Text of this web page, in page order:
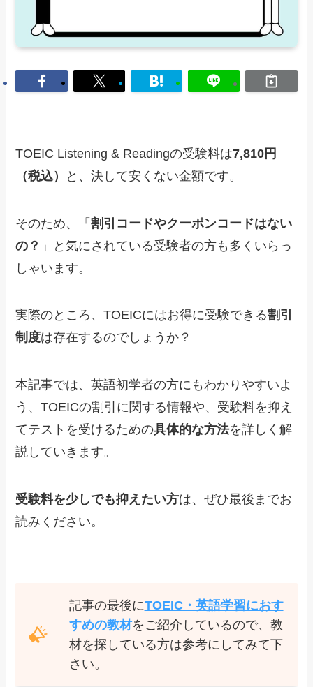
TOEIC Listening & Readingの受験料は7,810円
（税込）
と、決して安くない金額です。
そのため、「割引コードやクーポンコードはない
の？ 」と気にされている受験者の方も多くいらっ
しゃいます。
実際のところ、TOEICにはお得に受験できる割引
制度は存在するのでしょうか？
本記事では、英語初学者の方にもわかりやすいよ
う、TOEICの割引に関する情報や、受験料を抑え
てテストを受けるための具体的な方法を詳しく解
説していきます。
受験料を少しでも抑えたい方は、ぜひ最後までお
読みください。
記事の最後にTOEIC・英語学習におす
すめの教材をご紹介しているので、教
材を探している方は参考にしてみて下
さい。